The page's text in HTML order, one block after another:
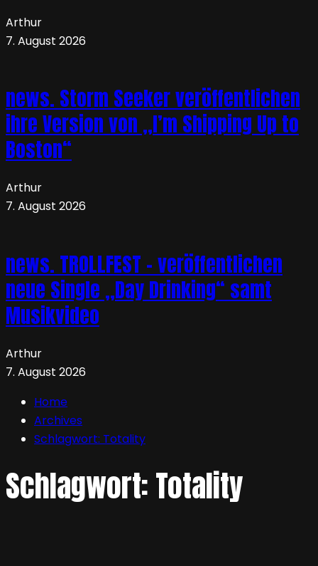
Arthur
7. August 2026
news. Storm Seeker veröffentlichen
ihre Version von „I’m Shipping Up to
Boston“
Arthur
7. August 2026
news. TROLLFEST – veröffentlichen
neue Single „Day Drinking“ samt
Musikvideo
Arthur
7. August 2026
Home
Archives
Schlagwort: Totality
Schlagwort:Totality